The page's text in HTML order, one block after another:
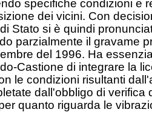
specifiche condizioni e
dei vicini. Con
Stato si è quindi
parzialmente il gravame
del 1996. Ha
Castione di integrare la
le condizioni risultanti
dall'obbligo di verifica
quanto riguarda le